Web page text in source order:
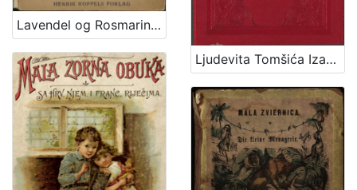
Lavendel og Rosmarin / Ivana Berlić-Mažuranić ; [autoriseret oversoettelse ved Thorkil Barfod] ; illustrationer af Vladimir Kirin
Ljudevita Tomšića Izabrane izvorne pripovijesti hrvatskoj mladeži / Ljudevit Tomšić